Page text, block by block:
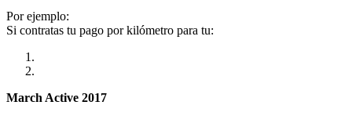
Por ejemplo:
Si contratas tu pago por kilómetro para tu:
March Active 2017